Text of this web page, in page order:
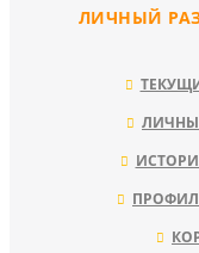
ЛИЧНЫЙ